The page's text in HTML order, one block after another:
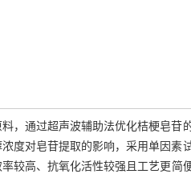
，通过超声波辅助法优化桔梗皂
度对皂苷提取的影响，采用单因
较高、抗氧化活性较强且工艺更简